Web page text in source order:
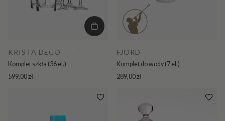
KOLEKCJE
KRISTA DECO
Komplet szkła (36 el.)
599,00 zł
FJORD
Komplet do wody (7 el.)
289,00 zł